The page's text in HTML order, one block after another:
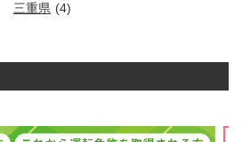
三重県 (4)